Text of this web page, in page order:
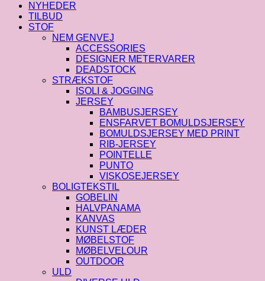
NYHEDER
TILBUD
STOF
NEM GENVEJ
ACCESSORIES
DESIGNER METERVARER
DEADSTOCK
STRÆKSTOF
ISOLI & JOGGING
JERSEY
BAMBUSJERSEY
ENSFARVET BOMULDSJERSEY
BOMULDSJERSEY MED PRINT
RIB-JERSEY
POINTELLE
PUNTO
VISKOSEJERSEY
BOLIGTEKSTIL
GOBELIN
HALVPANAMA
KANVAS
KUNST LÆDER
MØBELSTOF
MØBELVELOUR
OUTDOOR
ULD